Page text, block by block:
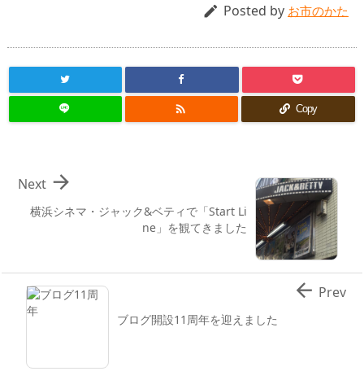
 Posted by お市のかた
 Copy
横浜シネマ・ジャック&ベティで「Start Li
ne」を観てきました

Next
ブログ開設11周年を迎えました
 Prev